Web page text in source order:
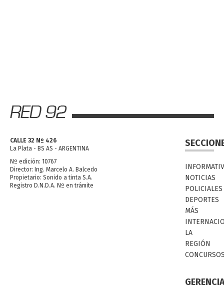
CALLE 32 Nº 426
La Plata - BS AS - ARGENTINA
Nº edición: 10767
Director: Ing. Marcelo A. Balcedo
Propietario: Sonido a tinta S.A.
Registro D.N.D.A. Nº en trámite
NOTICIAS
POLICIALES
DEPORTES
MÁS
LA
REGIÓN